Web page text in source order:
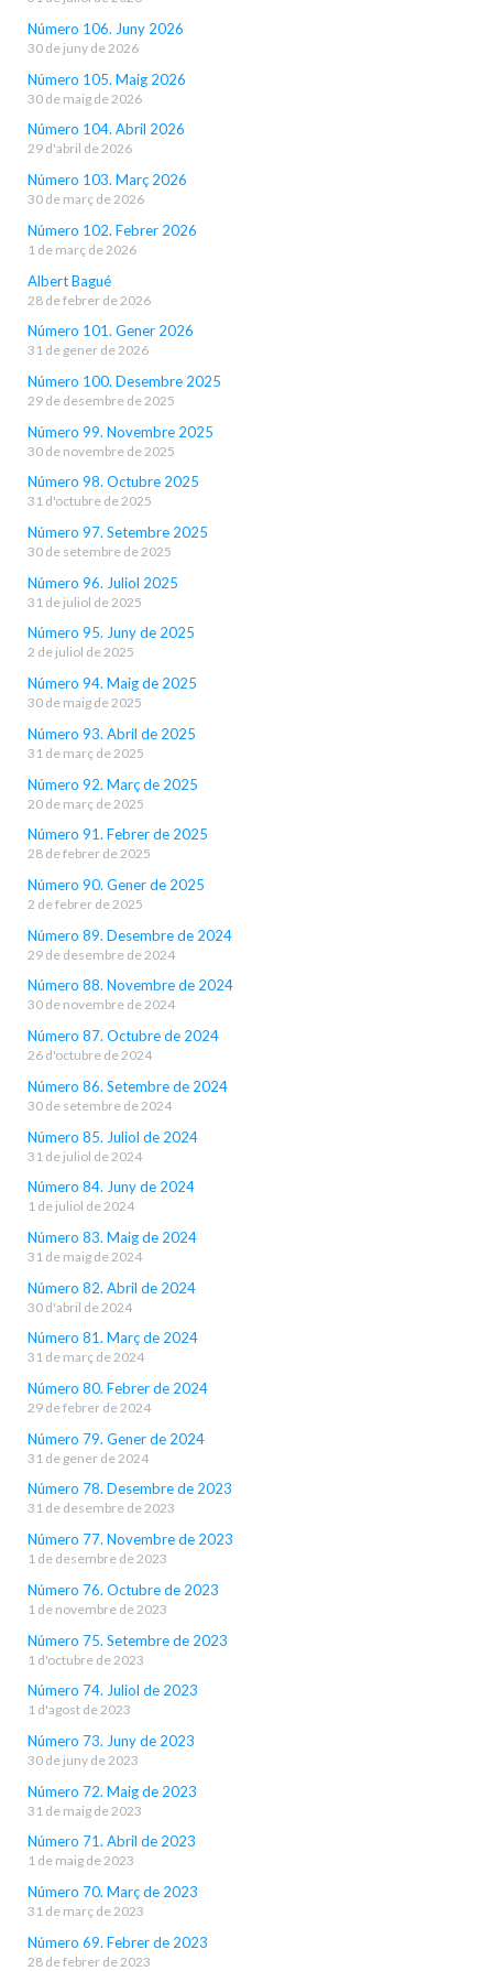
Número 106. Juny 2026
30 de juny de 2026
Número 105. Maig 2026
30 de maig de 2026
Número 104. Abril 2026
29 d'abril de 2026
Número 103. Març 2026
30 de març de 2026
Número 102. Febrer 2026
1 de març de 2026
Albert Bagué
28 de febrer de 2026
Número 101. Gener 2026
31 de gener de 2026
Número 100. Desembre 2025
29 de desembre de 2025
Número 99. Novembre 2025
30 de novembre de 2025
Número 98. Octubre 2025
31 d'octubre de 2025
Número 97. Setembre 2025
30 de setembre de 2025
Número 96. Juliol 2025
31 de juliol de 2025
Número 95. Juny de 2025
2 de juliol de 2025
Número 94. Maig de 2025
30 de maig de 2025
Número 93. Abril de 2025
31 de març de 2025
Número 92. Març de 2025
20 de març de 2025
Número 91. Febrer de 2025
28 de febrer de 2025
Número 90. Gener de 2025
2 de febrer de 2025
Número 89. Desembre de 2024
29 de desembre de 2024
Número 88. Novembre de 2024
30 de novembre de 2024
Número 87. Octubre de 2024
26 d'octubre de 2024
Número 86. Setembre de 2024
30 de setembre de 2024
Número 85. Juliol de 2024
31 de juliol de 2024
Número 84. Juny de 2024
1 de juliol de 2024
Número 83. Maig de 2024
31 de maig de 2024
Número 82. Abril de 2024
30 d'abril de 2024
Número 81. Març de 2024
31 de març de 2024
Número 80. Febrer de 2024
29 de febrer de 2024
Número 79. Gener de 2024
31 de gener de 2024
Número 78. Desembre de 2023
31 de desembre de 2023
Número 77. Novembre de 2023
1 de desembre de 2023
Número 76. Octubre de 2023
1 de novembre de 2023
Número 75. Setembre de 2023
1 d'octubre de 2023
Número 74. Juliol de 2023
1 d'agost de 2023
Número 73. Juny de 2023
30 de juny de 2023
Número 72. Maig de 2023
31 de maig de 2023
Número 71. Abril de 2023
1 de maig de 2023
Número 70. Març de 2023
31 de març de 2023
Número 69. Febrer de 2023
28 de febrer de 2023